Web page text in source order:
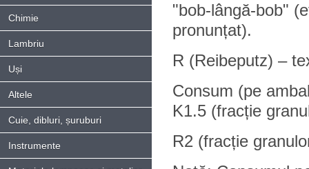
Chimie
Lambriu
Uși
Altele
Cuie, dibluri, șuruburi
Instrumente
"bob-lângă-bob"
pronunțat).
R (Reibeputz) –
Consum (pe
K1.5 (fracție
R2 (fracție